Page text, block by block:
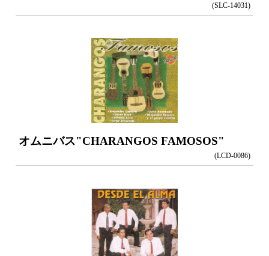
(SLC-14031)
オムニバス"CHARANGOS FAMOSOS"
(LCD-0086)